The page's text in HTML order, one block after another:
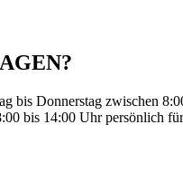
bis Donnerstag zwischen
bis 14:00 Uhr persönlich für